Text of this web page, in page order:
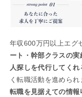
年収600万円以上エグ
ート・幹部クラスの
人探しを代行してくれ
く転職活動を進められ
転職を見据えての情